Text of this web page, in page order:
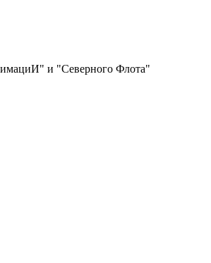
и "Северного Флота"